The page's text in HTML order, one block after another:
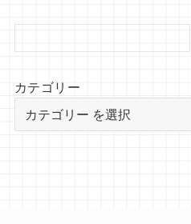
カテゴリー